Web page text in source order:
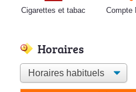
Cigarettes et tabac Compte
Horaires